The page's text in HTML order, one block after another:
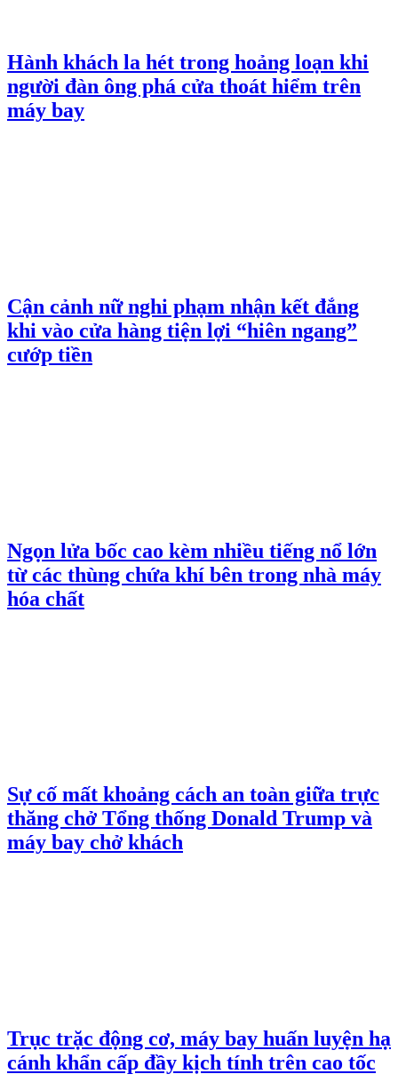
Hành khách la hét trong hoảng loạn khi
người đàn ông phá cửa thoát hiểm trên
máy bay
Cận cảnh nữ nghi phạm nhận kết đắng
khi vào cửa hàng tiện lợi “hiên ngang”
cướp tiền
Ngọn lửa bốc cao kèm nhiều tiếng nổ lớn
từ các thùng chứa khí bên trong nhà máy
hóa chất
Sự cố mất khoảng cách an toàn giữa trực
thăng chở Tổng thống Donald Trump và
máy bay chở khách
Trục trặc động cơ, máy bay huấn luyện hạ
cánh khẩn cấp đầy kịch tính trên cao tốc